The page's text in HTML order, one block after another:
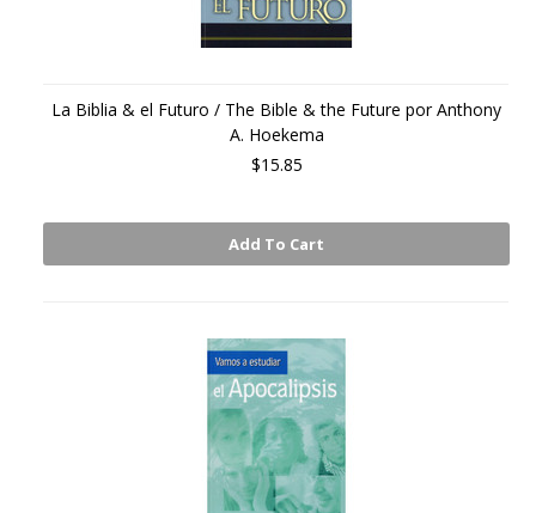
La Biblia & el Futuro / The Bible & the Future por Anthony
A. Hoekema
$15.85
Add To Cart